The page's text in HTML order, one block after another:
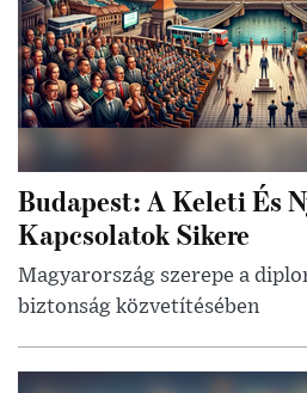
Budapest: A Keleti És
Kapcsolatok Sikere
Magyarország szerepe a
biztonság közvetítésében